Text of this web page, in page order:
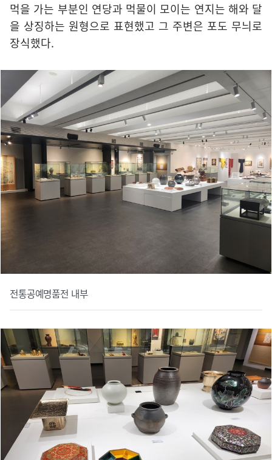
먹을 가는 부분인 연당과 먹물이 모이는 연지는 해와 달
을 상징하는 원형으로 표현했고 그 주변은 포도 무늬로
장식했다.
전통공예명품전 내부